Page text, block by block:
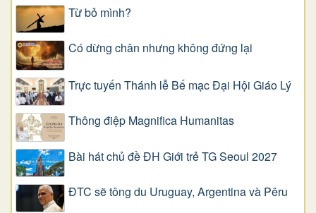
Từ bỏ mình?
Có dừng chân nhưng không đứng lại
Trực tuyến Thánh lễ Bế mạc Đại Hội Giáo Lý
Thông điệp Magnifica Humanitas
Bài hát chủ đề ĐH Giới trẻ TG Seoul 2027
ĐTC sẽ tông du Uruguay, Argentina và Pêru